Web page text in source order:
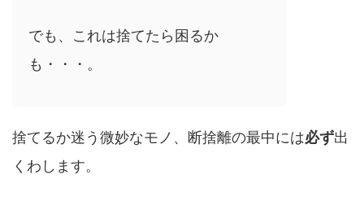
でも、これは捨てたら困るか
も・・・。
捨てるか迷う微妙なモノ、断捨離の最中には必ず出
くわします。